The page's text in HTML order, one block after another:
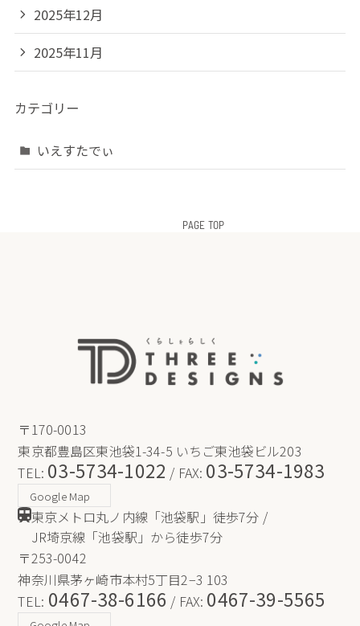
2025年12月
2025年11月
カテゴリー
いえすたでぃ
〒170-0013
東京都豊島区東池袋1-34-5 いちご東池袋ビル203
TEL: 03-5734-1022 / FAX: 03-5734-1983
Google Map
東京メトロ丸ノ内線「池袋駅」徒歩7分 /
JR埼京線「池袋駅」から徒歩7分
〒253-0042
神奈川県茅ヶ崎市本村5丁目2−3 103
TEL: 0467-38-6166 / FAX: 0467-39-5565
PAGE TOP